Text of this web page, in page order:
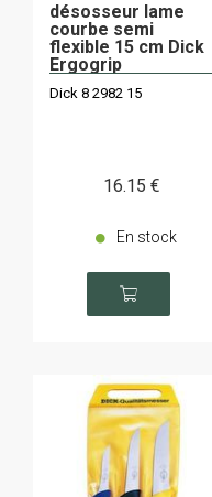
désosseur lame
courbe semi
flexible 15 cm Dick
Ergogrip
Dick 8 2982 15
16.15 €
En stock